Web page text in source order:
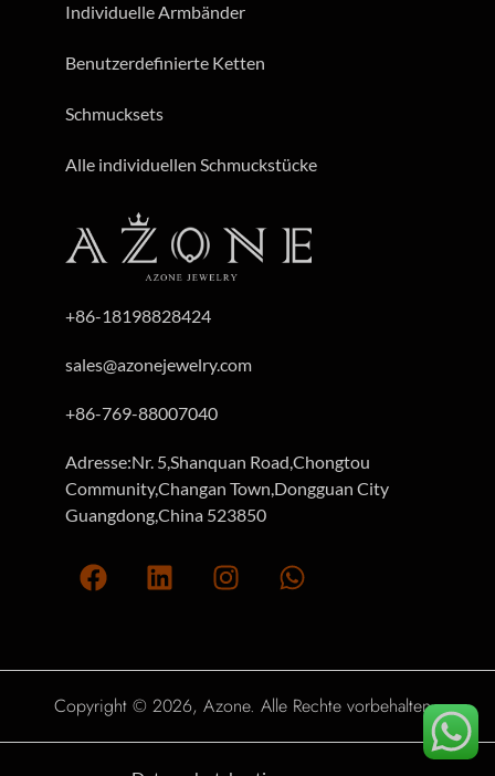
+86-18198828424
sales@azonejewelry.com
+86-769-88007040
Adresse:Nr. 5,Shanquan Road,Chongtou
Community,Changan Town,Dongguan City
Guangdong,China 523850
Individuelle Armbänder
Benutzerdefinierte Ketten
Schmucksets
Alle individuellen Schmuckstücke
Copyright © 2026, Azone. Alle Rechte vorbehalten.